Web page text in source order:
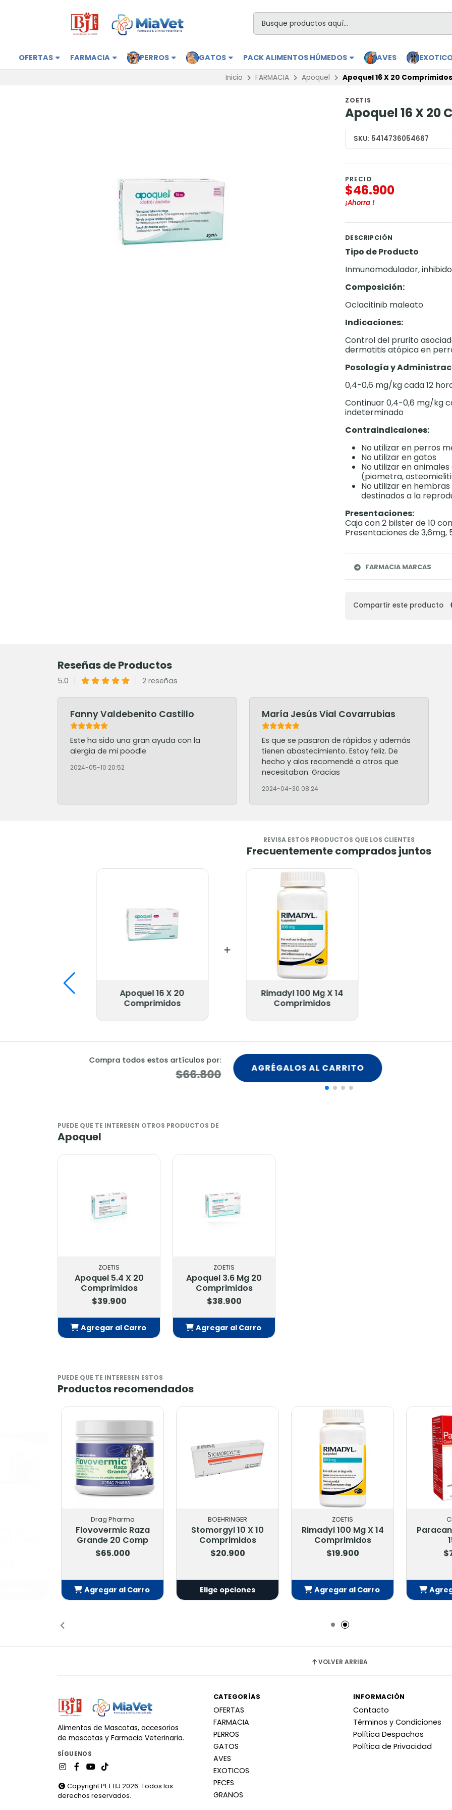
OFERTAS FARMACIA PERROS GATOS PACK ALIMENTOS HÚMEDOS AVES
Inicio FARMACIA Apoquel Apoquel 16 X 20 Comprimidos
ZOETIS
Apoquel 16 X 20
SKU: 5414736054667
PRECIO
$46.900
¡Ahorra !
DESCRIPCIÓN
Tipo de Producto
Inmunomodulador,
Composición:
Oclacitinib maleato
Indicaciones:
Control del prurito
dermatitis atópica en
Posología y
0,4-0,6 mg/kg cada 12
Continuar 0,4-0,6 mg/kg
indeterminado
Contraindicaiones:
No utilizar en perros
No utilizar en gatos
No utilizar en
(piometra,
No utilizar en
destinados a la
Presentaciones:
Caja con 2 bilster de 10
Presentaciones de 3,6mg,
FARMACIA MARCAS
Compartir este producto
Reseñas de Productos
5.0 2 reseñas
Fanny Valdebenito Castillo
Este ha sido una gran ayuda con la
alergia de mi poodle
2024-05-10 20:52
María Jesús Vial Covarrubias
Es que se pasaron de rápidos y además
tienen abastecimiento. Estoy feliz. De
hecho y alos recomendé a otros que
necesitaban. Gracias
2024-04-30 08:24
REVISA ESTOS PRODUCTOS QUE LOS CLIENTES
Frecuentemente comprados juntos
Apoquel 16 X 20
Comprimidos
Rimadyl 100 Mg X 14
Comprimidos
Compra todos estos artículos por:
$66.800 AGRÉGALOS AL CARRITO
PUEDE QUE TE INTERESEN OTROS PRODUCTOS DE
Apoquel
ZOETIS
Apoquel 5.4 X 20
Comprimidos
$39.900
Agregar al Carro
ZOETIS
Apoquel 3.6 Mg 20
Comprimidos
$38.900
Agregar al Carro
PUEDE QUE TE INTERESEN ESTOS
Productos recomendados
Drag Pharma
Flovovermic Raza
Grande 20 Comp
$65.000
Agregar al Carro
BOEHRINGER
Stomorgyl 10 X 10
Comprimidos
$20.900
Elige opciones
ZOETIS
Rimadyl 100 Mg X 14
Comprimidos
$19.900
Agregar al Carro
VOLVER ARRIBA
Alimentos de Mascotas, accesorios
de mascotas y Farmacia Veterinaria.
SÍGUENOS
Copyright PET BJ 2026. Todos los
derechos reservados.
CATEGORÍAS
OFERTAS
FARMACIA
PERROS
GATOS
AVES
EXOTICOS
PECES
GRANOS
INFORMACIÓN
Contacto
Términos y Condiciones
Política Despachos
Política de Privacidad